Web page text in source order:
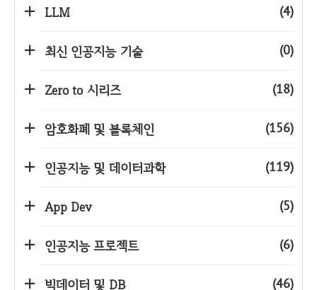
LLM (4)
최신 인공지능 기술 (0)
Zero to 시리즈 (18)
암호화폐 및 블록체인 (156)
인공지능 및 데이터과학 (119)
App Dev (5)
인공지능 프로젝트 (6)
빅데이터 및 DB (46)